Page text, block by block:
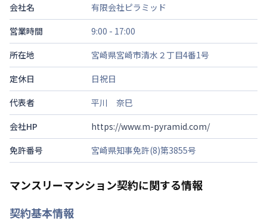
会社名
有限会社ピラミッド
営業時間
9:00 - 17:00
所在地
宮崎県宮崎市清水２丁目4番1号
定休日
日祝日
代表者
平川 奈巳
会社HP
https://www.m-pyramid.com/
免許番号
宮崎県知事免許(8)第3855号
マンスリーマンション契約に関する情報
契約基本情報